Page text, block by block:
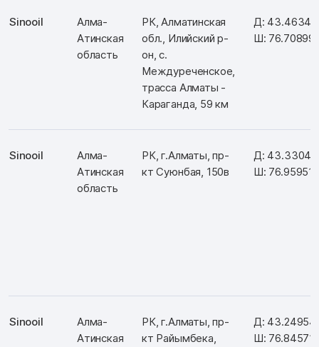
Sinooil
Алма-
Атинская
область
РК, Алматинская
обл., Илийский р-
он, с.
Междуреченское,
трасса Алматы -
Караганда, 59 км
Д:
Ш:
Sinooil
Алма-
Атинская
область
РК, г.Алматы, пр-
кт Суюнбая, 150в
Д:
Ш: 76.959518
Sinooil
Алма-
Атинская
РК, г.Алматы, пр-
кт Райымбека,
Д:
Ш: